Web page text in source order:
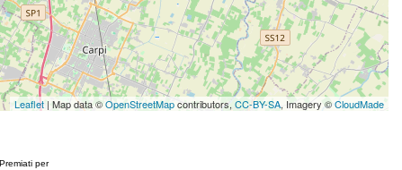
Leaflet | Map data ©OpenStreetMapcontributors, CC-BY-SA, Imagery ©CloudMade
Premiati per